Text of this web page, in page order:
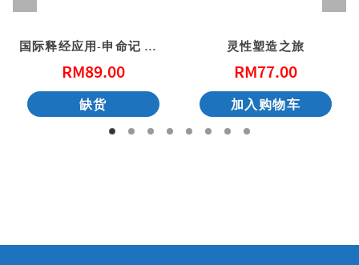
国际释经应用-申命记 上（简体）
RM89.00
缺货
灵性塑造之旅
RM77.00
加入购物车